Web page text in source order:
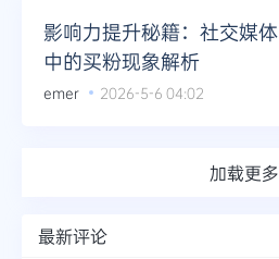
影响力提升秘籍：社交媒体
中的买粉现象解析
emer 2026-5-6 04:02
加载更多
最新评论